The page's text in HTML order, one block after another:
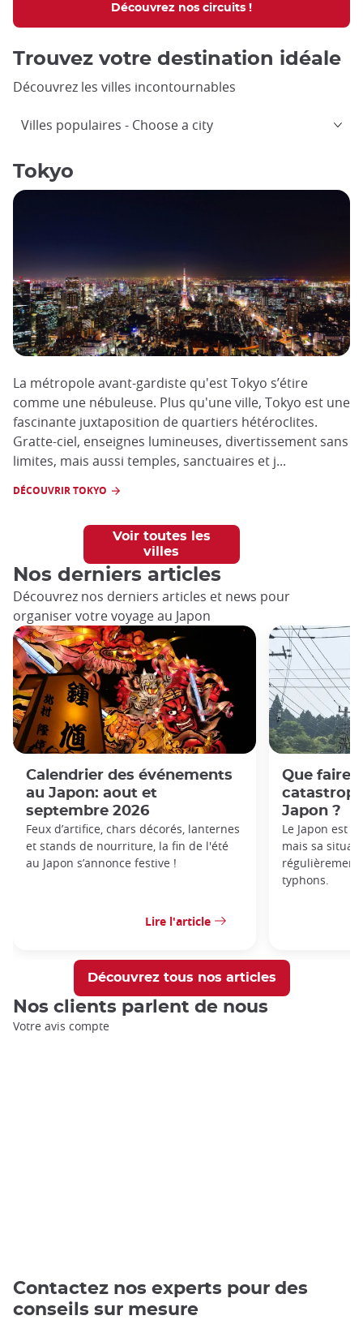
Découvrez nos circuits !
Trouvez votre destination idéale
Découvrez les villes incontournables
Villes populaires Choose a city
Tokyo
La métropole avant-gardiste qu'est Tokyo s’étire
comme une nébuleuse. Plus qu'une ville, Tokyo est une
fascinante juxtaposition de quartiers hétéroclites.
Gratte-ciel, enseignes lumineuses, divertissement sans
limites, mais aussi temples, sanctuaires et j...
DÉCOUVRIR TOKYO
Voir toutes les
villes
Nos derniers articles
Découvrez nos derniers articles et news pour
organiser votre voyage au Japon
Calendrier des événements
au Japon: aout et
septembre 2026
Feux d’artifice, chars décorés, lanternes
et stands de nourriture, la fin de l'été
au Japon s’annonce festive !
Lire l'article
Que faire
Japon ?
Le Japon est
mais sa
régulièrement
typhons.
Découvrez tous nos articles
Nos clients parlent de nous
Votre avis compte
Contactez nos experts pour des
conseils sur mesure